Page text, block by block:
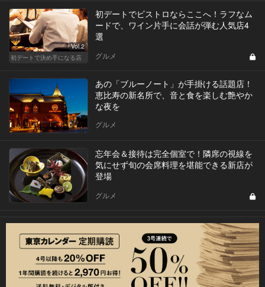
Vol.2
初デートで決め手になる店
初デートでビストロならここへ！ラフなム
ードで、ワイン片手に会話が弾む人気店4
選
グルメ
あの「ブルーノート」が手掛ける話題店！
恵比寿の新名所で、音と食を楽しむ艶やか
な夜を
グルメ
忘年会＆接待は完全個室で！隣席の視線を
気にせず旬の会席料理を堪能できる新店が
登場
グルメ